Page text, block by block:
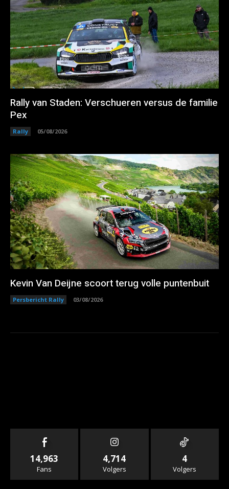
Rally van Staden: Verschueren versus de familie
Pex
Rally 05/08/2026
Kevin Van Deijne scoort terug volle puntenbuit
Persbericht Rally 03/08/2026
14,963
Fans
4,714
Volgers
4
Volgers